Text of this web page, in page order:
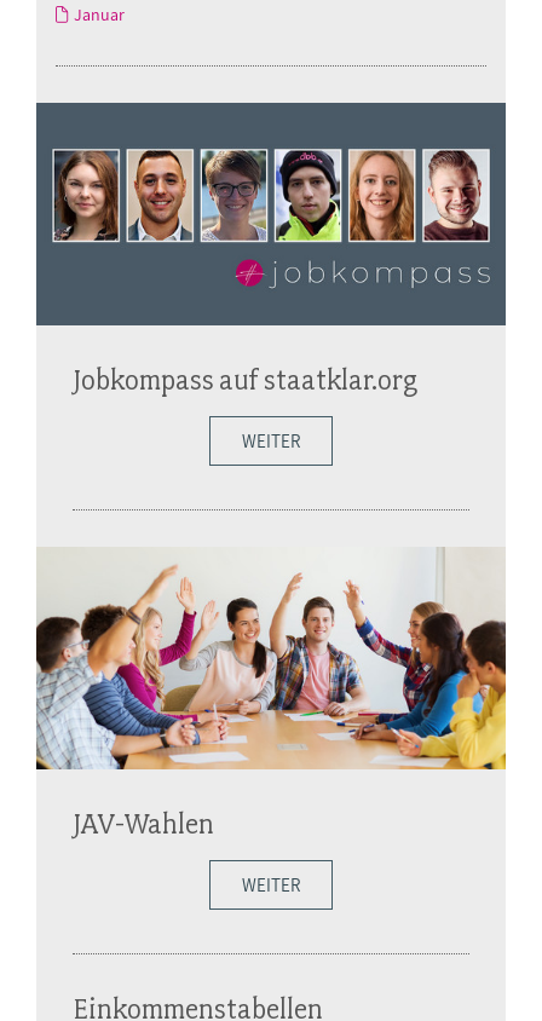
Januar
Jobkompass auf staatklar.org
WEITER
JAV-Wahlen
WEITER
Einkommenstabellen